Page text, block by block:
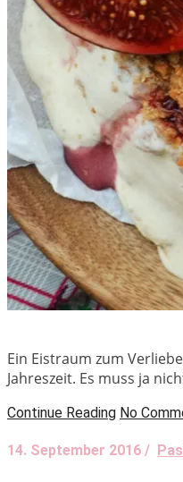
Ein Eistraum zum
Jahreszeit. Es muss ja
Continue Reading No
14. September 2016 /